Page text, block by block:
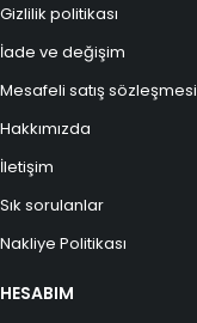
Gizlilik politikası
İade ve değişim
Mesafeli satış sözleşmesi
Hakkımızda
İletişim
Sık sorulanlar
Nakliye Politikası
HESABIM